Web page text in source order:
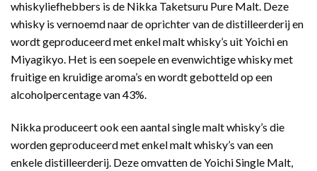
whiskyliefhebbers is de Nikka Taketsuru Pure Malt. Deze
whisky is vernoemd naar de oprichter van de distilleerderij en
wordt geproduceerd met enkel malt whisky’s uit Yoichi en
Miyagikyo. Het is een soepele en evenwichtige whisky met
fruitige en kruidige aroma’s en wordt gebotteld op een
alcoholpercentage van 43%.
Nikka produceert ook een aantal single malt whisky’s die
worden geproduceerd met enkel malt whisky’s van een
enkele distilleerderij. Deze omvatten de Yoichi Single Malt,